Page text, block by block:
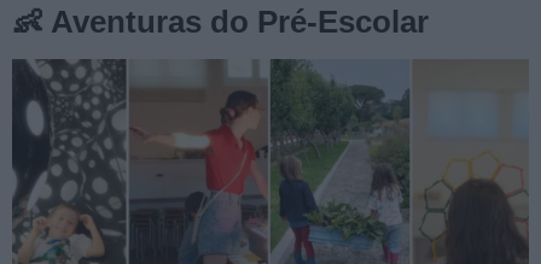
👶 Aventuras do Pré-Escolar